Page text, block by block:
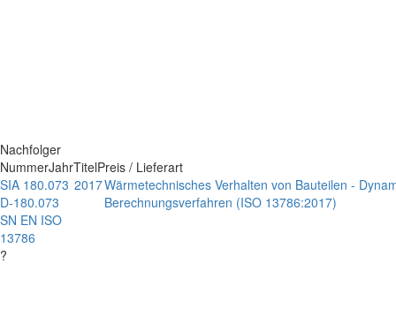
Nachfolger
NummerJahrTitelPreis / Lieferart
SIA 180.073
D-180.073
SN EN ISO
13786
?
2017Wärmetechnisches Verhalten von Bauteilen -
Berechnungsverfahren (ISO 13786:2017)